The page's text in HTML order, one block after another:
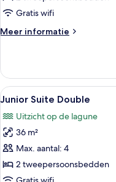
View
laden
Gratis wifi
Meer informatie
Meer
Suite
Ocean
View
Alle
foto's
voor
Junior
Suite
Double
laden
3
Junior Suite Double
Uitzicht op de lagune
36 m²
Max. aantal: 4
2 tweepersoonsbedden